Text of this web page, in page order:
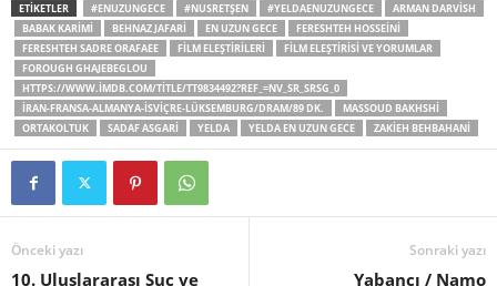
ETİKETLER
#ENUZUNGECE #NUSRETŞEN #YELDAENUZUNGECE
ARMAN DARVISH
BABAK KARIMI
BEHNAZ JAFARI EN UZUN GECE
FERESHTEH HOSSEINI
FERESHTEH SADRE ORAFAEE
FILM ELEŞTIRILERI
FILM ELEŞTIRISI VE YORUMLAR
FOROUGH GHAJEBEGLOU
HTTPS://WWW.IMDB.COM/TITLE/TT9834492?REF_=NV_SR_SRSG_0
İRAN-FRANSA-ALMANYA-İSVIÇRE-LÜKSEMBURG/DRAM/89 DK.
MASSOUD BAKHSHI
ORTAKOLTUK
SADAF ASGARI YELDA YELDA EN UZUN GECE ZAKIEH BEHBAHANI
Önceki yazı
10. Uluslararası Suç ve
Sonraki yazı
Yabancı / Namo